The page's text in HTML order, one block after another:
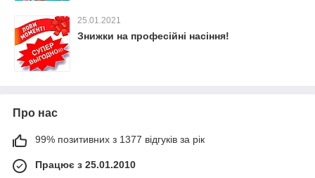
25.01.2021
Знижки на професійні насіння!
Про нас
99% позитивних з 1377 відгуків за рік
Працює з 25.01.2010